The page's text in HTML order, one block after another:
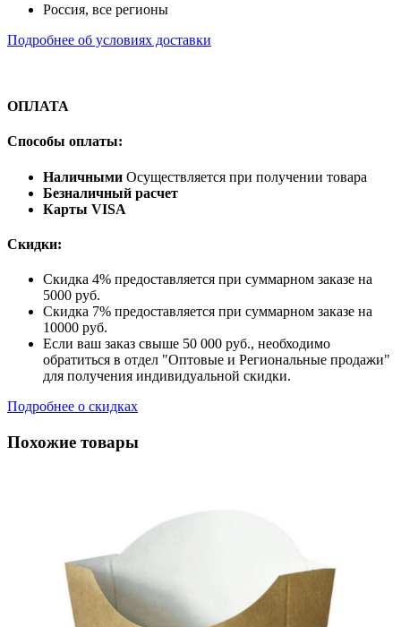
Россия, все регионы
Подробнее об условиях доставки
ОПЛАТА
Способы оплаты:
Наличными Осуществляется при получении товара
Безналичный расчет
Карты VISA
Скидки:
Скидка 4% предоставляется при суммарном заказе на
5000 руб.
Скидка 7% предоставляется при суммарном заказе на
10000 руб.
Если ваш заказ свыше 50 000 руб., необходимо
обратиться в отдел "Оптовые и Региональные продажи"
для получения индивидуальной скидки.
Подробнее о скидках
Похожие товары